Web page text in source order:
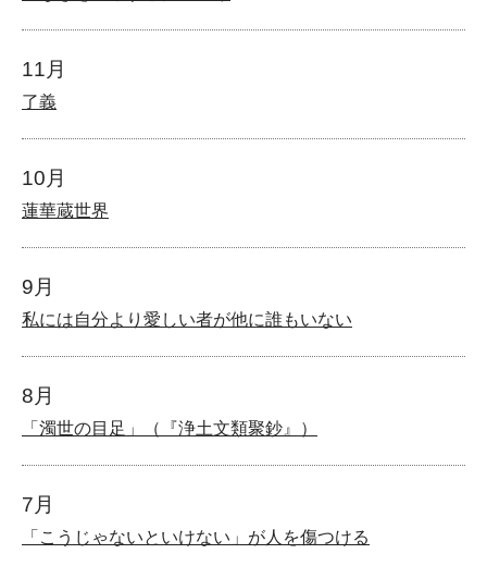
11月
了義
10月
蓮華蔵世界
9月
私には自分より愛しい者が他に誰もいない
8月
「濁世の目足」（『浄土文類聚鈔』）
7月
「こうじゃないといけない」が人を傷つける